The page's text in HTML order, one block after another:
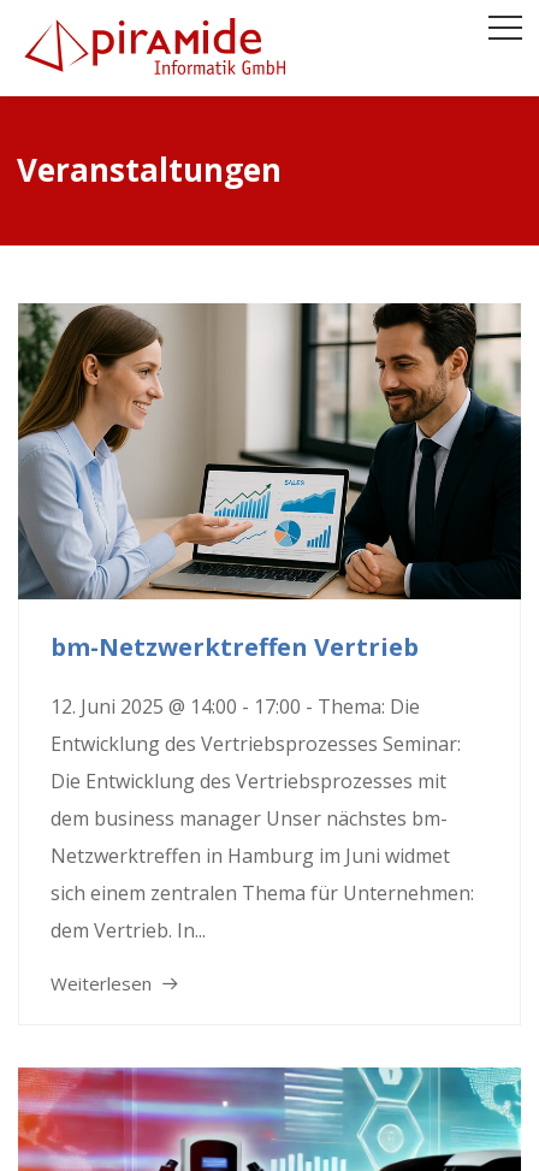
Veranstaltungen
bm-Netzwerktreffen Vertrieb
12. Juni 2025 @ 14:00 - 17:00 - Thema: Die
Entwicklung des Vertriebsprozesses Seminar:
Die Entwicklung des Vertriebsprozesses mit
dem business manager Unser nächstes bm-
Netzwerktreffen in Hamburg im Juni widmet
sich einem zentralen Thema für Unternehmen:
dem Vertrieb. In...
Weiterlesen